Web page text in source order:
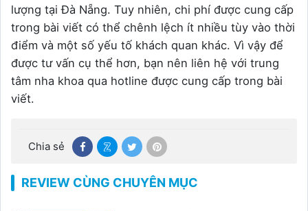
lượng tại Đà Nẵng. Tuy nhiên, chi phí được cung cấp
trong bài viết có thể chênh lệch ít nhiều tùy vào thời
điểm và một số yếu tố khách quan khác. Vì vậy để
được tư vấn cụ thể hơn, bạn nên liên hệ với trung
tâm nha khoa qua hotline được cung cấp trong bài
viết.
Chia sẻ
REVIEW CÙNG CHUYÊN MỤC